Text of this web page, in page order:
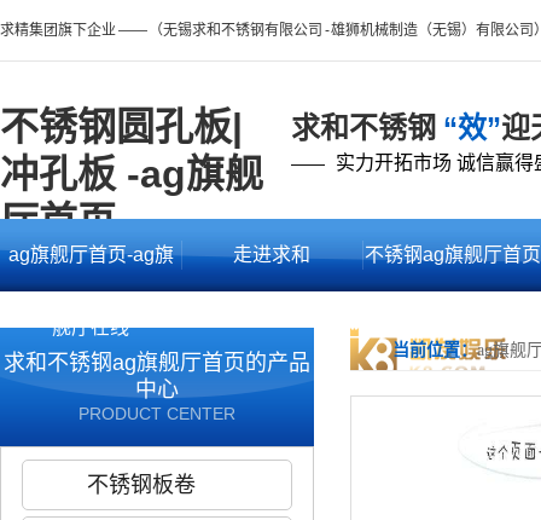
求精集团旗下企业 —— （无锡求和不锈钢有限公司 - 雄狮机械制造（无锡）有限公司
不锈钢圆孔板|
冲孔板 -ag旗舰
厅首页
求和不锈钢 “效”迎
—— 实力开拓市场 诚信赢得
ag旗舰厅首页-ag旗
舰厅在线
走进求和 不锈钢ag旗舰厅首页
当前位置：ag旗舰
求和不锈钢ag旗舰厅首页的产品
中心
PRODUCT CENTER
不锈钢板卷